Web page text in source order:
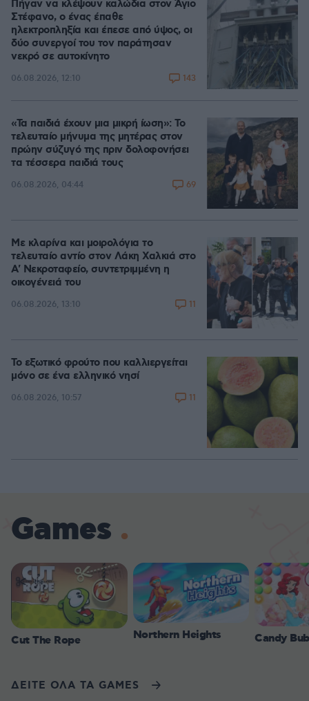
Πήγαν να κλέψουν καλώδια στον Άγιο
Στέφανο, ο ένας έπαθε
ηλεκτροπληξία και έπεσε από ύψος, οι
δύο συνεργοί του τον παράτησαν
νεκρό σε αυτοκίνητο
06.08.2026, 12:10 143
«Τα παιδιά έχουν μια μικρή ίωση»: Το
τελευταίο μήνυμα της μητέρας στον
πρώην σύζυγό της πριν δολοφονήσει
τα τέσσερα παιδιά τους
06.08.2026, 04:44 69
Με κλαρίνα και μοιρολόγια το
τελευταίο αντίο στον Λάκη Χαλκιά στο
A' Νεκροταφείο, συντετριμμένη η
οικογένειά του
06.08.2026, 13:10 11
Το εξωτικό φρούτο που καλλιεργείται
μόνο σε ένα ελληνικό νησί
06.08.2026, 10:57 11
Games
Cut The Rope Northern Heights Candy
ΔΕΙΤΕ ΟΛΑ ΤΑ GAMES